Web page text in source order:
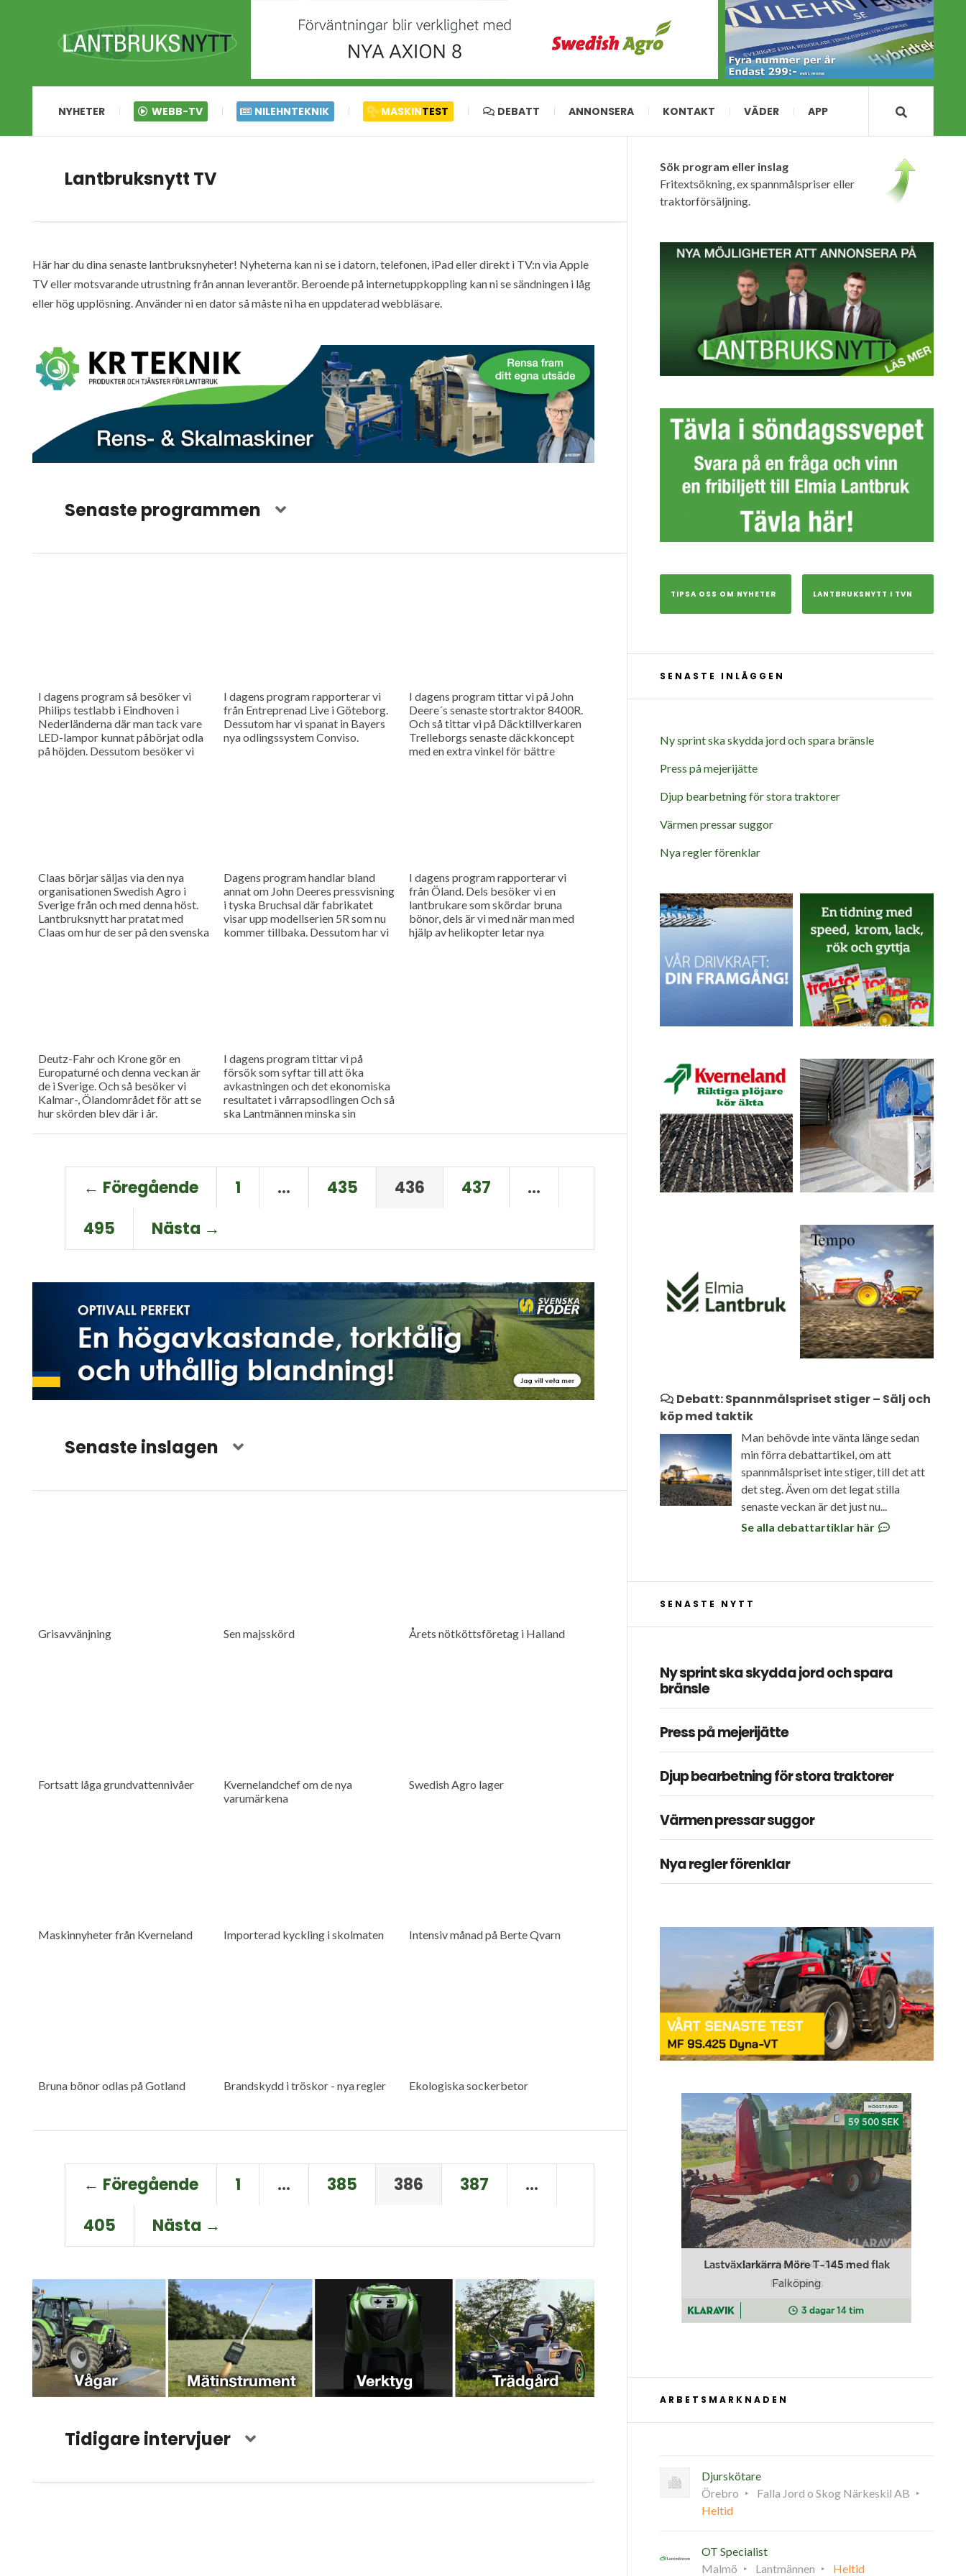
NYHETER WEBB-TV NILEHNTEKNIK MASKINTEST DEBATT ANNONSERA KONTAKT VÄDER APP
Lantbruksnytt TV
Här har du dina senaste lantbruksnyheter! Nyheterna kan ni se i datorn, telefonen, iPad eller direkt i TV:n via Apple
TV eller motsvarande utrustning från annan leverantör. Beroende på internetuppkoppling kan ni se sändningen i låg
eller hög upplösning. Använder ni en dator så måste ni ha en uppdaterad webbläsare.
Senaste programmen
I dagens program så besöker vi
Philips testlabb i Eindhoven i
Nederländerna där man tack vare
LED-lampor kunnat påbörjat odla
på höjden. Dessutom besöker vi
I dagens program rapporterar vi
från Entreprenad Live i Göteborg.
Dessutom har vi spanat in Bayers
nya odlingssystem Conviso.
I dagens program tittar vi på John
Deere´s senaste stortraktor 8400R.
Och så tittar vi på Däcktillverkaren
Trelleborgs senaste däckkoncept
med en extra vinkel för bättre
Claas börjar säljas via den nya
organisationen Swedish Agro i
Sverige från och med denna höst.
Lantbruksnytt har pratat med
Claas om hur de ser på den svenska
Dagens program handlar bland
annat om John Deeres pressvisning
i tyska Bruchsal där fabrikatet
visar upp modellserien 5R som nu
kommer tillbaka. Dessutom har vi
I dagens program rapporterar vi
från Öland. Dels besöker vi en
lantbrukare som skördar bruna
bönor, dels är vi med när man med
hjälp av helikopter letar nya
Deutz-Fahr och Krone gör en
Europaturné och denna veckan är
de i Sverige. Och så besöker vi
Kalmar-, Ölandområdet för att se
hur skörden blev där i år.
I dagens program tittar vi på
försök som syftar till att öka
avkastningen och det ekonomiska
resultatet i vårrapsodlingen Och så
ska Lantmännen minska sin
← Föregående 1 … 435 436 437
…
495
Nästa →
Senaste inslagen
Grisavvänjning Sen majsskörd Årets nötköttsföretag i Halland
Fortsatt låga grundvattennivåer
Kvernelandchef om de nya
varumärkena
Swedish Agro lager
Maskinnyheter från Kverneland Importerad kyckling i skolmaten Intensiv månad på Berte Qvarn
Bruna bönor odlas på Gotland Brandskydd i tröskor - nya regler Ekologiska sockerbetor
← Föregående 1 … 385 386 387
…
405
Nästa →
Tidigare intervjuer
Sök program eller inslag
Fritextsökning, ex spannmålspriser eller
traktorförsäljning.
TIPSA OSS OM NYHETER LANTBRUKSNYTT I TVN
SENASTE INLÄGGEN
Ny sprint ska skydda jord och spara bränsle
Press på mejerijätte
Djup bearbetning för stora traktorer
Värmen pressar suggor
Nya regler förenklar
Debatt: Spannmålspriset stiger – Sälj och
köp med taktik
Man behövde inte vänta länge sedan
min förra debattartikel, om att
spannmålspriset inte stiger, till det att
det steg. Även om det legat stilla
senaste veckan är det just nu...
Se alla debattartiklar här
SENASTE NYTT
Ny sprint ska skydda jord och spara
bränsle
Press på mejerijätte
Djup bearbetning för stora traktorer
Värmen pressar suggor
Nya regler förenklar
ARBETSMARKNADEN
Djurskötare
Örebro
Falla Jord o Skog Närkeskil AB
Heltid
OT Specialist
Malmö
Lantmännen Heltid